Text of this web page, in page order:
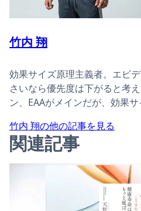
竹内 翔
効果サイズ原理主義者。エビ
さいなら優先度は下がると考
ン、EAAがメインだが、効果
竹内 翔の他の記事を見る
関連記事